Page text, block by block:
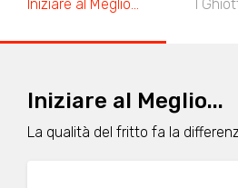
Iniziare al Meglio... I
Iniziare al Meglio...
La qualità del fritto fa la